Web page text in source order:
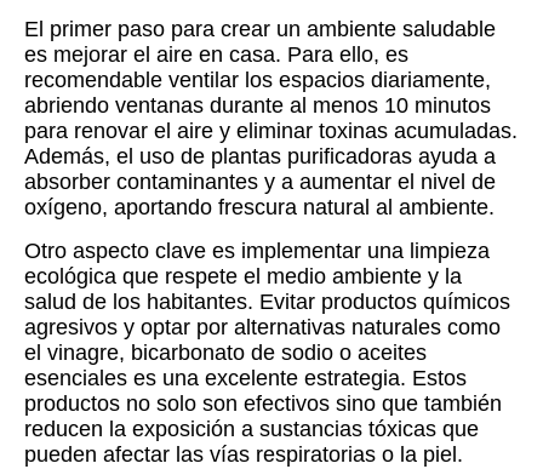
El primer paso para crear un ambiente saludable
es mejorar el aire en casa. Para ello, es
recomendable ventilar los espacios diariamente,
abriendo ventanas durante al menos 10 minutos
para renovar el aire y eliminar toxinas acumuladas.
Además, el uso de plantas purificadoras ayuda a
absorber contaminantes y a aumentar el nivel de
oxígeno, aportando frescura natural al ambiente.
Otro aspecto clave es implementar una limpieza
ecológica que respete el medio ambiente y la
salud de los habitantes. Evitar productos químicos
agresivos y optar por alternativas naturales como
el vinagre, bicarbonato de sodio o aceites
esenciales es una excelente estrategia. Estos
productos no solo son efectivos sino que también
reducen la exposición a sustancias tóxicas que
pueden afectar las vías respiratorias o la piel.